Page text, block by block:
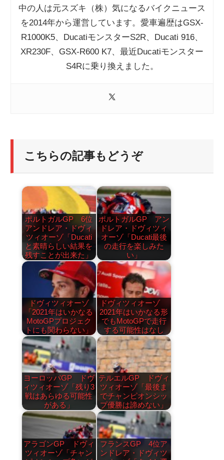
中の人は元スズキ（株）気になるバイクニュース
を2014年から運営しています。愛車遍歴はGSX-
R1000K5、DucatiモンスターS2R、Ducati 916、
XR230F、GSX-R600 K7、最近Ducatiモンスター
S4Rに乗り換えました。
こちらの記事もどうぞ
ポルトガルGP 6位
アンドレア・ドヴィ
ツィオーゾ「Ducati
と素晴らしい結果を
残すことが出来た」
ポルトガルGP アン
ドレア・ドヴィツィ
オーゾ「Ducati最後
の走行を楽しみた
い」
ドヴィツィオーゾ
「2021年はいかなる
MotoGPプロジェク
トにも関わらない」
ドヴィツィオーゾ
2021年はいかなる形
でもMotoGPで走行
する可能性はなし
ヨーロッパGP ドヴ
ィツィオーゾ「残り3
戦はあらゆる可能性
がある」
テルエルGP ドヴィ
ツィオーゾ「最後ま
でチャンピオンシッ
プ優勝は諦めない」
アラゴンGP ドヴィ
ツィオーゾ「チャン
フランスGP 4位ア
ンドレア・ドヴィツ